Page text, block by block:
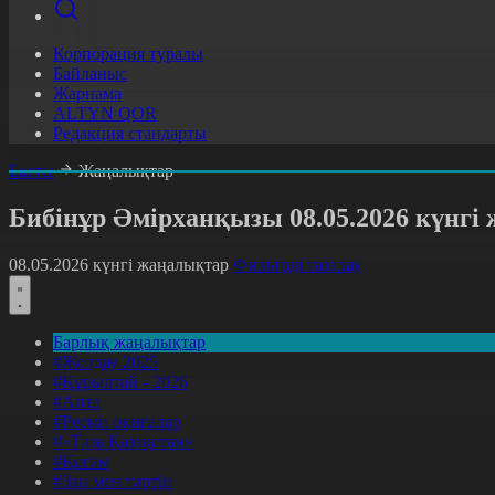
Корпорация туралы
Байланыс
Жарнама
ALTYN QOR
Редакция стандарты
Басты
Жаңалықтар
Бибінұр Әмірханқызы 08.05.2026
08.05.2026 күнгі жаңалықтар Фильтрді тазалау
Барлық жаңалықтар
#Жолдау 2025
#Құрылтай - 2026
#Апта
#Ресми оқиғалар
#«Таза Қазақстан»
#Қоғам
#Заң мен тәртіп